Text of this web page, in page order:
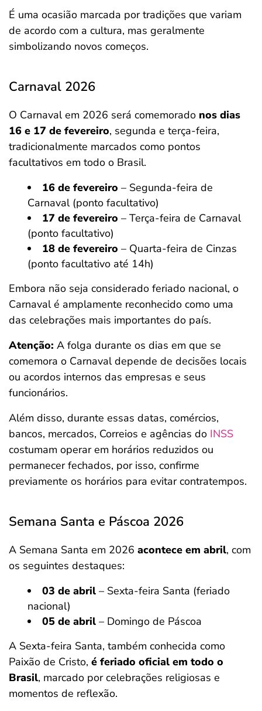
É uma ocasião marcada por tradições que variam
de acordo com a cultura, mas geralmente
simbolizando novos começos.
Carnaval 2026
O Carnaval em 2026 será comemorado nos dias
16 e 17 de fevereiro, segunda e terça-feira,
tradicionalmente marcados como pontos
facultativos em todo o Brasil.
16 de fevereiro – Segunda-feira de
Carnaval (ponto facultativo)
17 de fevereiro – Terça-feira de Carnaval
(ponto facultativo)
18 de fevereiro – Quarta-feira de Cinzas
(ponto facultativo até 14h)
Embora não seja considerado feriado nacional, o
Carnaval é amplamente reconhecido como uma
das celebrações mais importantes do país.
Atenção: A folga durante os dias em que se
comemora o Carnaval depende de decisões locais
ou acordos internos das empresas e seus
funcionários.
Além disso, durante essas datas, comércios,
bancos, mercados, Correios e agências do INSS
costumam operar em horários reduzidos ou
permanecer fechados, por isso, confirme
previamente os horários para evitar contratempos.
Semana Santa e Páscoa 2026
A Semana Santa em 2026 acontece em abril, com
os seguintes destaques:
03 de abril – Sexta-feira Santa (feriado
nacional)
05 de abril – Domingo de Páscoa
A Sexta-feira Santa, também conhecida como
Paixão de Cristo, é feriado oficial em todo o
Brasil, marcado por celebrações religiosas e
momentos de reflexão.